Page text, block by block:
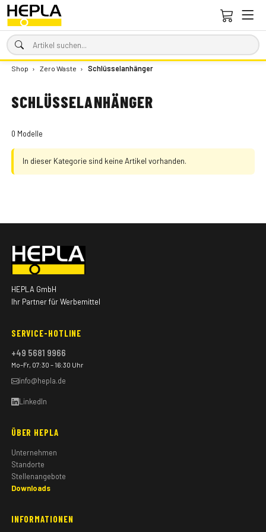
Shop › Zero Waste › Schlüsselanhänger
SCHLÜSSELANHÄNGER
0 Modelle
In dieser Kategorie sind keine Artikel vorhanden.
HEPLA GmbH
Ihr Partner für Werbemittel
SERVICE-HOTLINE
+49 5681 9966
Mo–Fr, 07:30 – 16:30 Uhr
info@hepla.de
LinkedIn
ÜBER HEPLA
Unternehmen
Standorte
Stellenangebote
Downloads
INFORMATIONEN